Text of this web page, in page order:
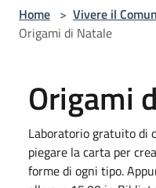
Home > Vivere il
Origami di Natale
Origami
Laboratorio gratuito di
piegare la carta per
forme di ogni tipo.